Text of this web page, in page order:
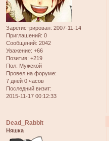
Зарегистрирован: 2007-11-14
Приглашений: 0
Сообщений: 2042
Уважение: +66
Позитив: +219
Пол: Мужской
Провел на форуме:
7 дней 0 часов
Последний визит:
2015-11-17 00:12:33
Dead_Rabbit
Няшка